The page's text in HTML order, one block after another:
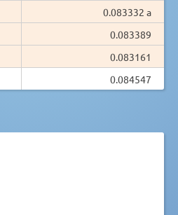
0.083332 a
0.083389
0.083161
0.084547